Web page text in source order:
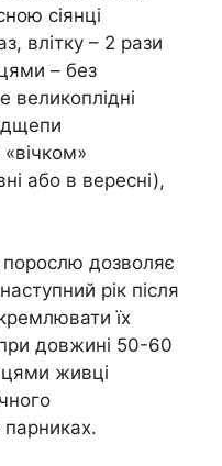
сіянці
влітку – 2 рази
– без
великоплідні
або в вересні),
дозволяє
рік після
їх
довжині 50-60
живці